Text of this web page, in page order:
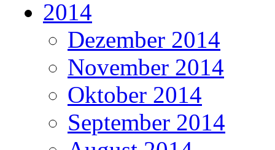
2014
Dezember 2014
November 2014
Oktober 2014
September 2014